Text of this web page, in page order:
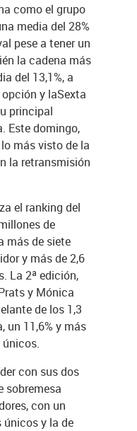
como el grupo
media del 28%
pese a tener un
la cadena más
del 13,1%, a
y laSexta
principal
Este domingo,
más visto de la
la retransmisión
el ranking del
de
más de siete
y más de 2,6
La 2ª edición,
y Mónica
de los 1,3
un 11,6% y más
únicos.
con sus dos
sobremesa
con un
únicos y la de